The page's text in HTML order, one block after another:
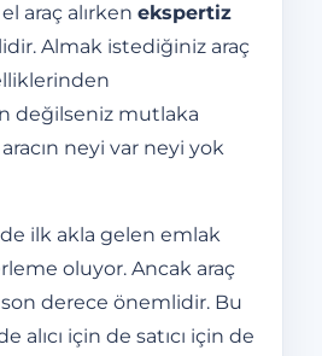
araç alırken ekspertiz
Almak istediğiniz araç
değilseniz mutlaka
neyi var neyi yok
ilk akla gelen emlak
oluyor. Ancak araç
derece önemlidir. Bu
alıcı için de satıcı için de